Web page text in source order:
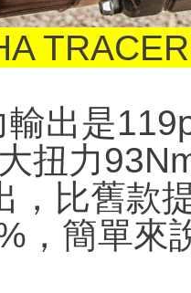
出是
扭力
，比舊款
，簡單來